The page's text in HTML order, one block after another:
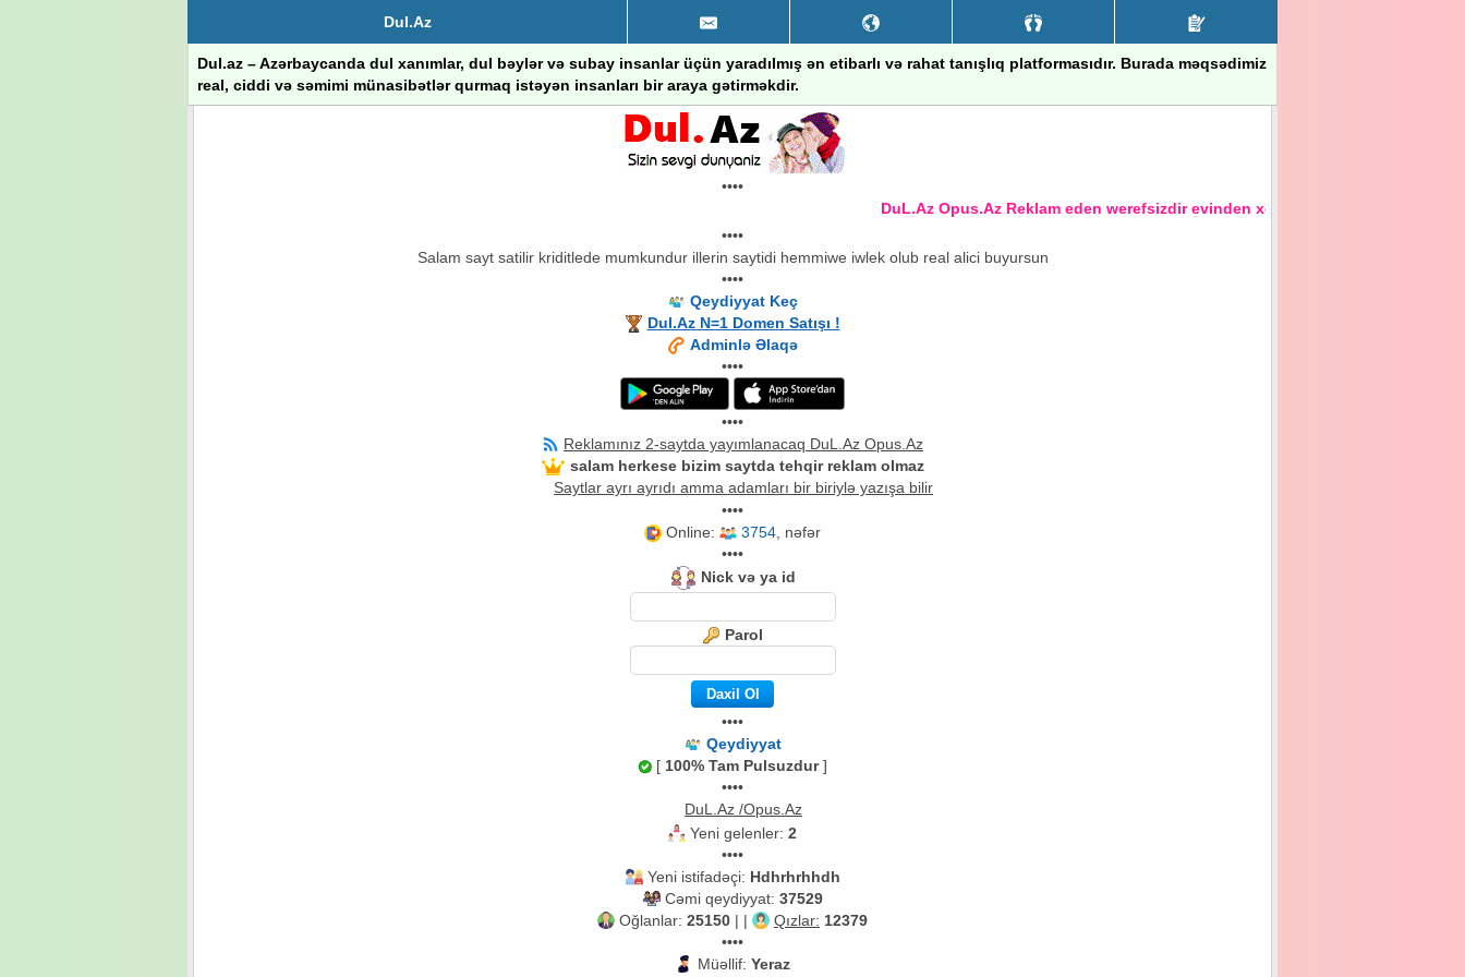
Dul.Az
Dul.az – Azərbaycanda dul xanımlar, dul bəylər və subay insanlar üçün yaradılmış ən etibarlı və rahat tanışlıq platformasıdır. Burada məqsədimiz
real, ciddi və səmimi münasibətlər qurmaq istəyən insanları bir araya gətirməkdir.
••••
DuL.Az Opus.Az Reklam eden werefsizdir evinden xeberi olmayandir
••••
Salam sayt satilir kriditlede mumkundur illerin saytidi hemmiwe iwlek olub real alici buyursun
••••
Qeydiyyat Keç
Dul.Az N=1 Domen Satışı !
Adminlə Əlaqə
••••
••••
Reklamınız 2-saytda yayımlanacaq DuL.Az Opus.Az
salam herkese bizim saytda tehqir reklam olmaz
Saytlar ayrı ayrıdı amma adamları bir biriylə yazışa bilir
••••
Online:
3754, nəfər
••••
Nick və ya id
Parol
••••
Qeydiyyat
[ 100% Tam Pulsuzdur]
••••
DuL.Az /Opus.Az
Yeni gelenler: 2
••••
Yeni istifadəçi: Hdhrhrhhdh
Cəmi qeydiyyat: 37529
Oğlanlar: 25150 | | Qızlar: 12379
••••
Müəllif: Yeraz